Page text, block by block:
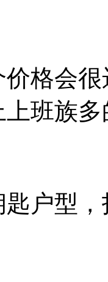
价格会
上班族
户型